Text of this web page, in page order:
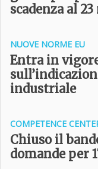
scadenza al
NUOVE NORME EU
Entra in
industriale
COMPETENCE
Chiuso il
domande per